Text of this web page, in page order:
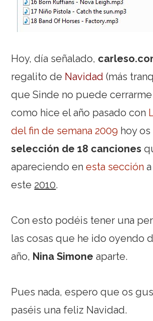
Hoy, día señalado,
regalito de Navidad(más
que Sinde no puede cerrarme
como hice el año pasado con
del fin de semana 2009 hoy
selección de 18 canciones
apareciendo enesta sección
este 2010.
Con esto podéis tener una
las cosas que he ido oyendo
año, Nina Simone aparte.
Pues nada, espero que os
paséis una feliz Navidad.